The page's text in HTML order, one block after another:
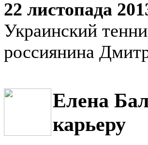
22 листопада
Украинский
россиянина
Елена
карьеру